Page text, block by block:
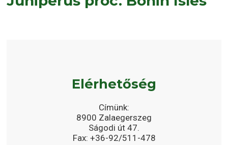
Elérhetőség
Címünk:
8900 Zalaegerszeg
Ságodi út 47.
Fax: +36-92/511-478